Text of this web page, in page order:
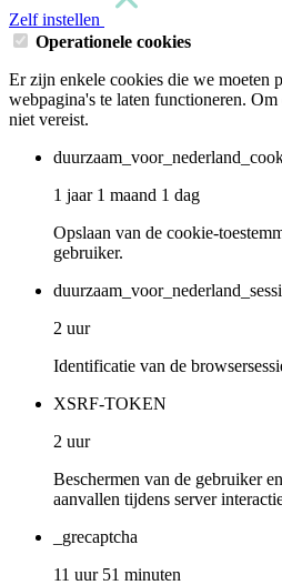
Zelf instellen
Operationele cookies
Er zijn enkele cookies die we moeten
webpagina's te laten functioneren.
niet vereist.
1 jaar 1 maand 1 dag
Opslaan van de cookie-
gebruiker.
2 uur
Identificatie van de
XSRF-TOKEN
2 uur
Beschermen van de gebruiker
aanvallen tijdens server
_grecaptcha
11 uur 51 minuten